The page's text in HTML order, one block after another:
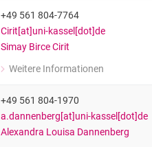
+49 561 804-7764
Cirit[at]uni-kassel[dot]de
Simay Birce Cirit
Weitere Informationen
zu Simay Birce Cirit
+49 561 804-1970
a.dannenberg[at]uni-kassel[dot]de
Alexandra Louisa Dannenberg